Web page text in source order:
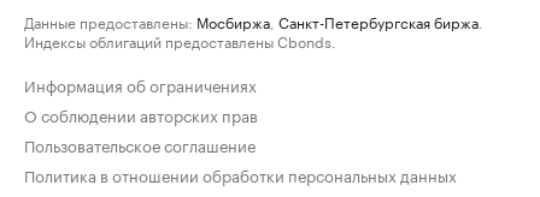
Данные предоставлены: Мосбиржа Санкт-Петербургская биржа
Индексы облигаций предоставлены Cbonds.
Информация об ограничениях
О соблюдении авторских прав
Пользовательское соглашение
Политика в отношении обработки персональных данных